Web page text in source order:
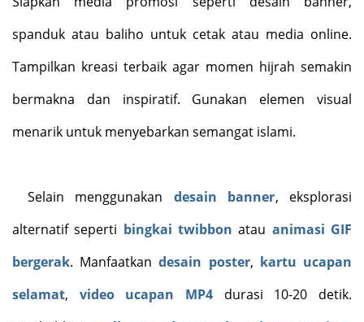
spanduk atau baliho untuk cetak atau media online.
Tampilkan kreasi terbaik agar momen hijrah semakin
bermakna dan inspiratif. Gunakan elemen visual
menarik untuk menyebarkan semangat islami.
Selain menggunakan desain banner, eksplorasi
alternatif seperti bingkai twibbon atau animasi GIF
bergerak. Manfaatkandesain poster, kartu ucapan
selamat, video ucapan MP4 durasi 10-20 detik.